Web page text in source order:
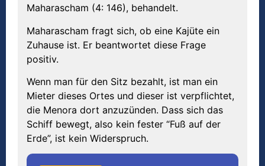
Maharascham (4: 146), behandelt.
Maharascham fragt sich, ob eine Kajüte ein
Zuhause ist. Er beantwortet diese Frage
positiv.
Wenn man für den Sitz bezahlt, ist man ein
Mieter dieses Ortes und dieser ist verpflichtet,
die Menora dort anzuzünden. Dass sich das
Schiff bewegt, also kein fester “Fuß auf der
Erde”, ist kein Widerspruch.